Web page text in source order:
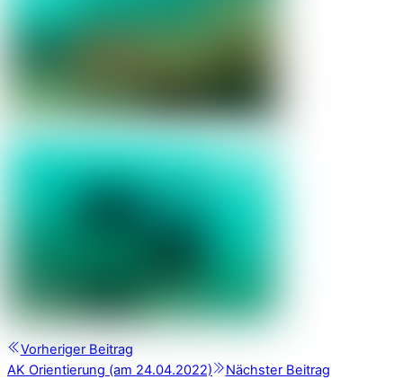
Vorheriger Beitrag
AK Orientierung (am 24.04.2022)
Nächster Beitrag